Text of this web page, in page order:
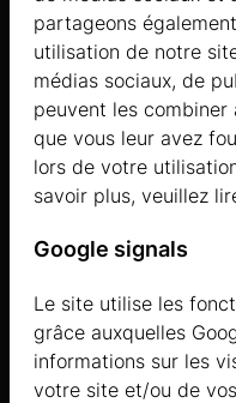
MYRTE 10
2344 €
partageons
utilisation de notre
médias sociaux, de
peuvent les
que vous leur avez
lors de votre
savoir plus, veuillez
Google signals
Le site utilise les
grâce auxquelles
informations sur les
votre site et/ou de